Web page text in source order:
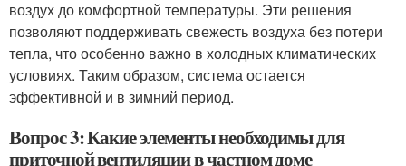
воздух до комфортной температуры. Эти решения
позволяют поддерживать свежесть воздуха без потери
тепла, что особенно важно в холодных климатических
условиях. Таким образом, система остается
эффективной и в зимний период.
Вопрос 3: Какие элементы необходимы для
приточной вентиляции в частном доме